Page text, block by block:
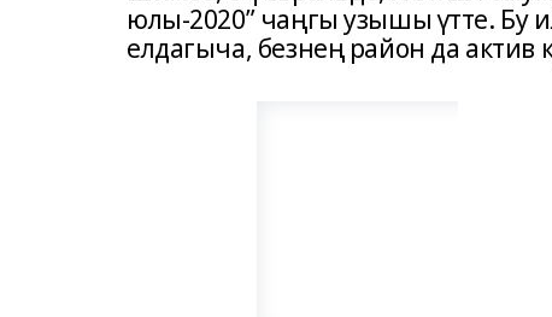
юлы-2020” чаңгы узышы үтте. Бу
елдагыча, безнең район да